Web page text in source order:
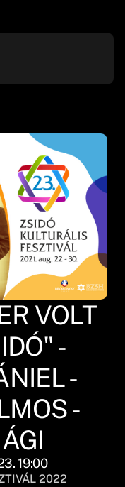
VOLT
-
-
-
19:00
2022